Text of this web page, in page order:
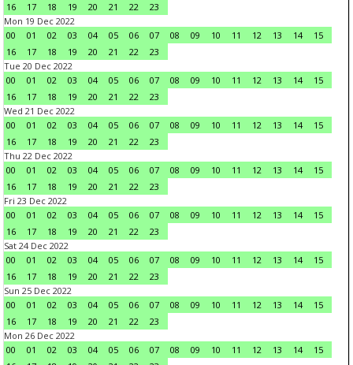
16
17 18 19 20 21 22
23
Mon 19 Dec 2022
00
01 02 03 04 05 06 07 08 09 10 11 12 13 14
15
16
17 18 19 20 21 22
23
Tue 20 Dec 2022
00
01 02 03 04 05 06 07 08 09 10 11 12 13 14
15
16
17 18 19 20 21 22
23
Wed 21 Dec 2022
00
01 02 03 04 05 06 07 08 09 10 11 12 13 14
15
16
17 18 19 20 21 22
23
Thu 22 Dec 2022
00
01 02 03 04 05 06 07 08 09 10 11 12 13 14
15
16
17 18 19 20 21 22
23
Fri 23 Dec 2022
00
01 02 03 04 05 06 07 08 09 10 11 12 13 14
15
16
17 18 19 20 21 22
23
Sat 24 Dec 2022
00
01 02 03 04 05 06 07 08 09 10 11 12 13 14
15
16
17 18 19 20 21 22
23
Sun 25 Dec 2022
00
01 02 03 04 05 06 07 08 09 10 11 12 13 14
15
16
17 18 19 20 21 22
23
Mon 26 Dec 2022
00
01 02 03 04 05 06 07 08 09 10 11 12 13 14
15